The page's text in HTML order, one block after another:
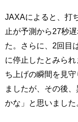
JAXAによると、打
止が予測から27秒
た。さらに、2回目
に停止したとみら
ち上げの瞬間を見
ましたが、その後
かな」と思いました